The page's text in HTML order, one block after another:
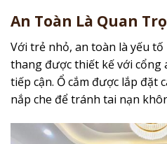
An Toàn Là Quan
Với trẻ nhỏ, an toàn là yếu tố
thang được thiết kế với cổng
tiếp cận. Ổ cắm được lắp đặt
nắp che để tránh tai nạn